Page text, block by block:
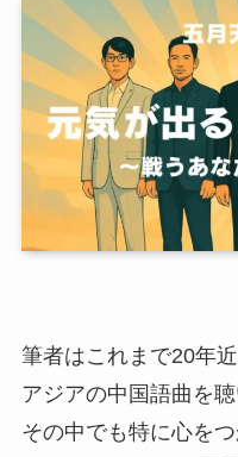
筆者はこれまで20年
アジアの中国語曲を聴
その中でも特に心を